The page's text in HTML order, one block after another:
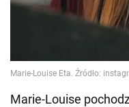
Marie-Louise